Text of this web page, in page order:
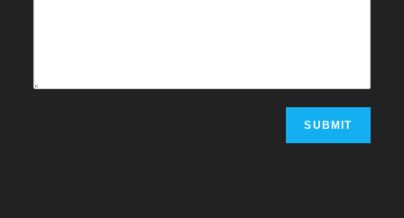
SUBMIT